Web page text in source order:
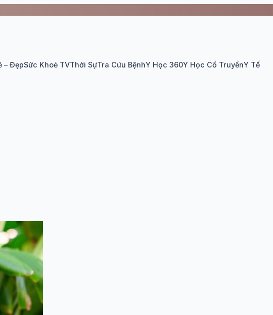
– ĐẹpSức Khoẻ TVThời SựTra Cứu BệnhY Học 360Y Học Cổ TruyềnY Tế